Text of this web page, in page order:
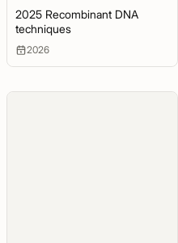
2025 Recombinant DNA
techniques
2026